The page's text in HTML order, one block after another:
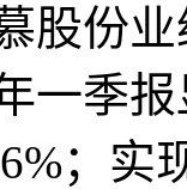
股份
一季
；实